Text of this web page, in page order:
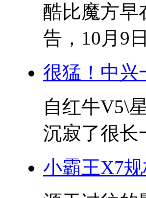
酷比魔方早
告，10月9
很猛！中兴
自红牛V5\
沉寂了很长
小霸王X7